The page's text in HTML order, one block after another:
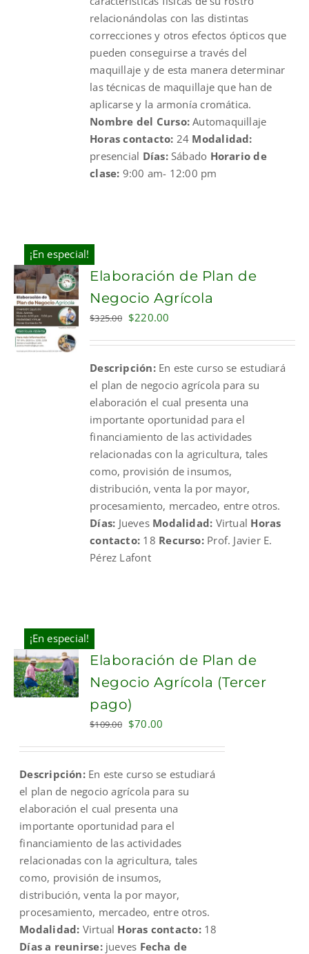
relacionándolas con las distintas
correcciones y otros efectos ópticos que
pueden conseguirse a través del
maquillaje y de esta manera determinar
las técnicas de maquillaje que han de
aplicarse y la armonía cromática.
Nombre del Curso:Automaquillaje
Horas contacto: 24 Modalidad:
presencial Días:Sábado Horario de
clase: 9:00 am- 12:00 pm
¡En especial!
ADD TO
CART
Elaboración de Plan de
Negocio Agrícola
$325.00 Original
$325.00.
$220.00
$220.00.
Descripción:En este curso se estudiará
el plan de negocio agrícola para su
elaboración el cual presenta una
importante oportunidad para el
financiamiento de las actividades
relacionadas con la agricultura, tales
como, provisión de insumos,
distribución, venta la por mayor,
procesamiento, mercadeo, entre otros.
Días: Jueves Modalidad: Virtual Horas
contacto: 18 Recurso:Prof. Javier E.
Pérez Lafont
¡En especial!
ADD TO
CART
Elaboración de Plan de
Negocio Agrícola (Tercer
pago)
$109.00 Original
$109.00.
$70.00
$70.00.
Descripción:En este curso se estudiará
el plan de negocio agrícola para su
elaboración el cual presenta una
importante oportunidad para el
financiamiento de las actividades
relacionadas con la agricultura, tales
como, provisión de insumos,
distribución, venta la por mayor,
procesamiento, mercadeo, entre otros.
Modalidad: Virtual Horas contacto:18
Días a reunirse: jueves Fecha de